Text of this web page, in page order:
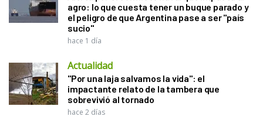
agro: lo que cuesta tener un buque parado y
el peligro de que Argentina pase a ser "país
sucio"
hace 1 día
Actualidad
"Por una laja salvamos la vida": el
impactante relato de la tambera que
sobrevivió al tornado
hace 2 días